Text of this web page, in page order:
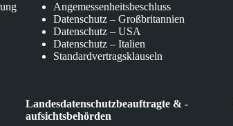
Angemessenheitsbeschluss
Datenschutz – Großbritannien
Datenschutz – USA
Datenschutz – Italien
Standardvertragsklauseln
Landesdatenschutzbeauftragte & -
aufsichtsbehörden